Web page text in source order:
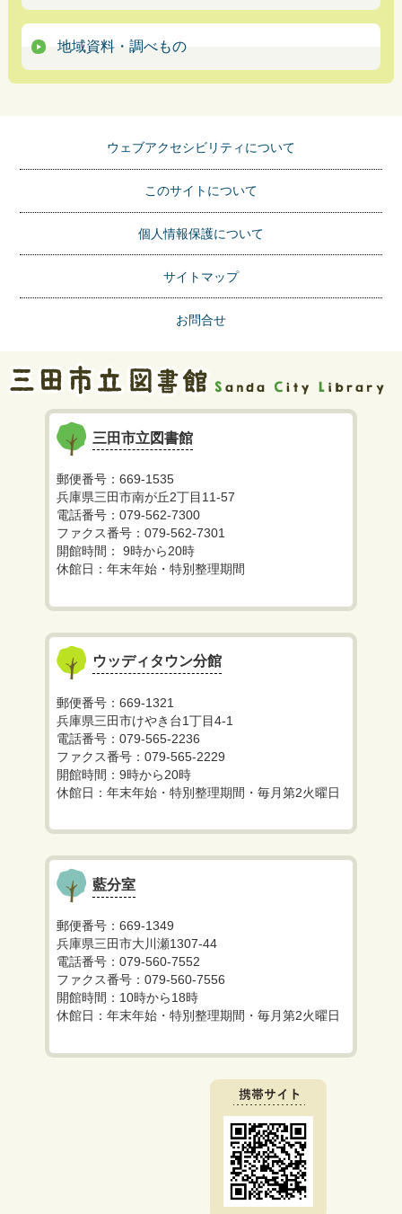
地域資料・調べもの
ウェブアクセシビリティについて
このサイトについて
個人情報保護について
サイトマップ
お問合せ
三田市立図書館
郵便番号：669-1535
兵庫県三田市南が丘2丁目11-57
電話番号：079-562-7300
ファクス番号：079-562-7301
開館時間： 9時から20時
休館日：年末年始・特別整理期間
ウッディタウン分館
郵便番号：669-1321
兵庫県三田市けやき台1丁目4-1
電話番号：079-565-2236
ファクス番号：079-565-2229
開館時間：9時から20時
休館日：年末年始・特別整理期間・毎月第2火曜日
藍分室
郵便番号：669-1349
兵庫県三田市大川瀬1307-44
電話番号：079-560-7552
ファクス番号：079-560-7556
開館時間：10時から18時
休館日：年末年始・特別整理期間・毎月第2火曜日